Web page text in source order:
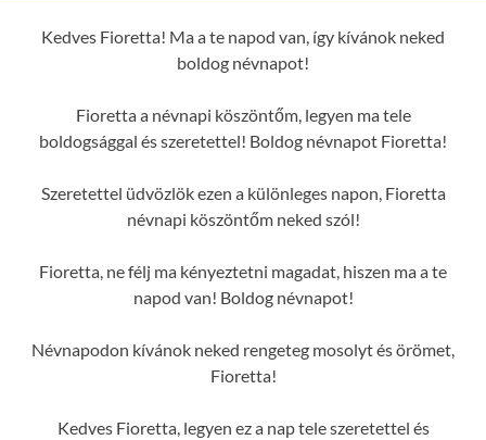
Kedves Fioretta! Ma a te napod van, így kívánok neked
boldog névnapot!
Fioretta a névnapi köszöntőm, legyen ma tele
boldogsággal és szeretettel! Boldog névnapot Fioretta!
Szeretettel üdvözlök ezen a különleges napon, Fioretta
névnapi köszöntőm neked szól!
Fioretta, ne félj ma kényeztetni magadat, hiszen ma a te
napod van! Boldog névnapot!
Névnapodon kívánok neked rengeteg mosolyt és örömet,
Fioretta!
Kedves Fioretta, legyen ez a nap tele szeretettel és